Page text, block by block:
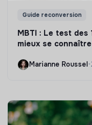
Guide reconversion
MBTI : Le test des
mieux se connaître
Marianne Roussel •